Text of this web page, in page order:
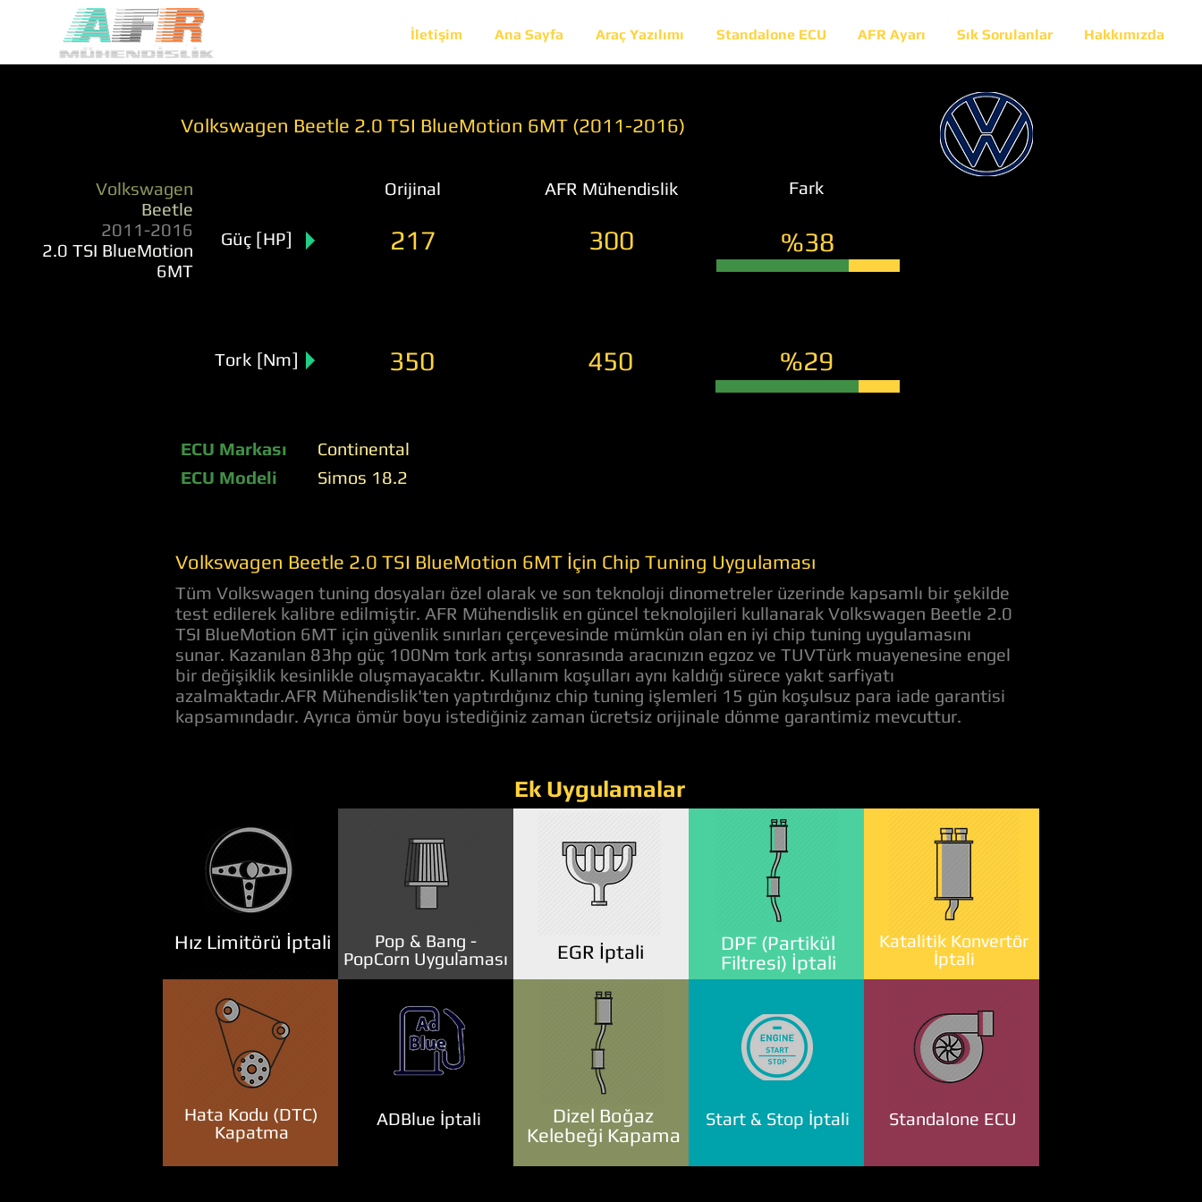
İletişim Ana Sayfa Araç Yazılımı Standalone ECU AFR Ayarı Sık Sorulanlar Hakkımızda
Volkswagen Beetle 2.0 TSI BlueMotion 6MT (2011-2016)
Volkswagen
Beetle
2011-2016
2.0 TSI BlueMotion
6MT
Orijinal AFR Mühendislik Fark
Güç [HP] 217 300 %38
Tork [Nm] 350 450 %29
ECU Markası
ECU Modeli
Continental
Simos 18.2
Volkswagen Beetle 2.0 TSI BlueMotion 6MT İçin Chip Tuning Uygulaması
Tüm Volkswagen tuning dosyaları özel olarak ve son teknoloji dinometreler üzerinde kapsamlı bir şekilde
test edilerek kalibre edilmiştir. AFR Mühendislik en güncel teknolojileri kullanarak Volkswagen Beetle 2.0
TSI BlueMotion 6MT için güvenlik sınırları çerçevesinde mümkün olan en iyi chip tuning uygulamasını
sunar. Kazanılan 83hp güç 100Nm tork artışı sonrasında aracınızın egzoz ve TUVTürk muayenesine engel
bir değişiklik kesinlikle oluşmayacaktır. Kullanım koşulları aynı kaldığı sürece yakıt sarfiyatı
azalmaktadır.AFR Mühendislik'ten yaptırdığınız chip tuning işlemleri 15 gün koşulsuz para iade garantisi
kapsamındadır. Ayrıca ömür boyu istediğiniz zaman ücretsiz orijinale dönme garantimiz mevcuttur.
Ek Uygulamalar
Hız Limitörü İptali
Pop & Bang -
PopCorn Uygulaması
DPF (Partikül
Filtresi) İptali
Katalitik Konvertör
İptali
EGR İptali
Hata Kodu (DTC)
Kapatma
ADBlue İptali
Dizel Boğaz
Kelebeği Kapama
Start & Stop İptali Standalone ECU